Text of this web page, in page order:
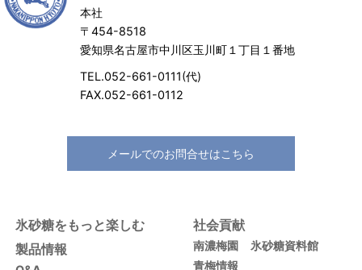
本社
〒454-8518
愛知県名古屋市中川区玉川町１丁目１番地
TEL.052-661-0111(代)
FAX.052-661-0112
メールでのお問合せはこちら
氷砂糖をもっと楽しむ
製品情報
社会貢献
南濃梅園
氷砂糖資料館
青梅情報